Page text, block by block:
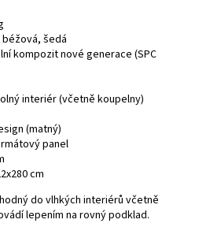
šedá
kompozit nové generace (SPC
interiér (včetně koupelny)
(matný)
panel
cm
do vlhkých interiérů včetně
lepením na rovný podklad.